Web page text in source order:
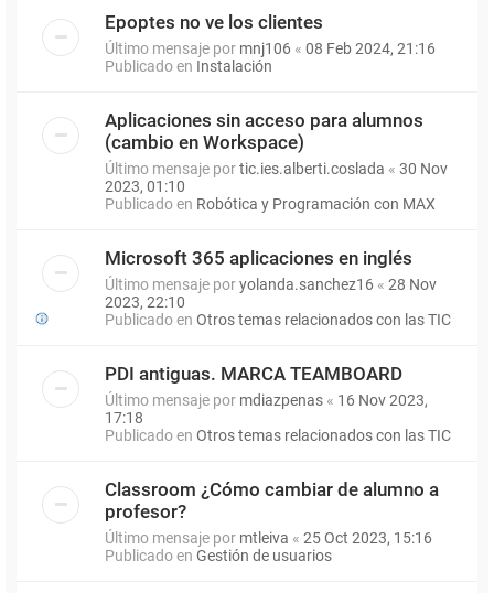
Epoptes no ve los clientes
Último mensaje por mnj106 « 08 Feb 2024, 21:16
Publicado en Instalación
Aplicaciones sin acceso para alumnos
(cambio en Workspace)
Último mensaje portic.ies.alberti.coslada « 30 Nov
2023, 01:10
Publicado en Robótica y Programación con MAX
Microsoft 365 aplicaciones en inglés
Último mensaje poryolanda.sanchez16 « 28 Nov
2023, 22:10
Publicado en Otros temas relacionados con las TIC
PDI antiguas. MARCA TEAMBOARD
Último mensaje por mdiazpenas « 16 Nov 2023,
17:18
Publicado en Otros temas relacionados con las TIC
Classroom ¿Cómo cambiar de alumno a
profesor?
Último mensaje por mtleiva « 25 Oct 2023, 15:16
Publicado en Gestión de usuarios